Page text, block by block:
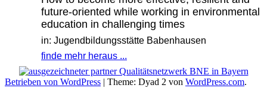
future-oriented while working in environmental
education in challenging times
in: Jugendbildungsstätte Babenhausen
finde mehr heraus ...
Betrieben von WordPress | Theme: Dyad 2 von WordPress.com.